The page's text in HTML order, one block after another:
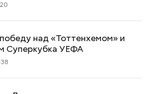
над «Тоттенхемом» и
Суперкубка УЕФА